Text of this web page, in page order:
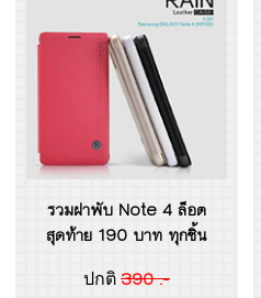
รวมฝาพับ Note 4 ล็อต
สุดท้าย 190 บาท ทุกชิ้น
ปกติ 390 .-